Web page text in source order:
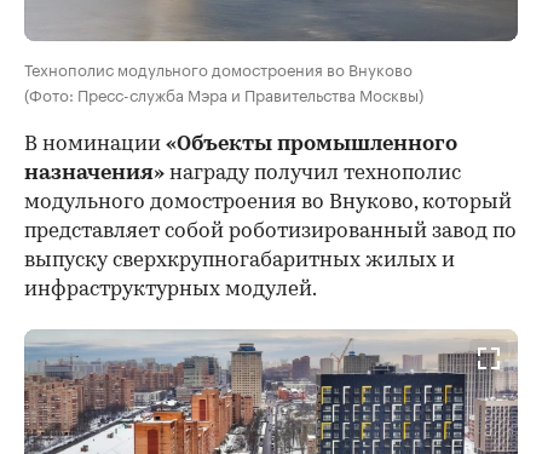
Технополис модульного домостроения во Внуково
(Фото: Пресс-служба Мэра и Правительства Москвы)
В номинации «Объекты промышленного
назначения» награду получил технополис
модульного домостроения во Внуково, который
представляет собой роботизированный завод по
выпуску сверхкрупногабаритных жилых и
инфраструктурных модулей.